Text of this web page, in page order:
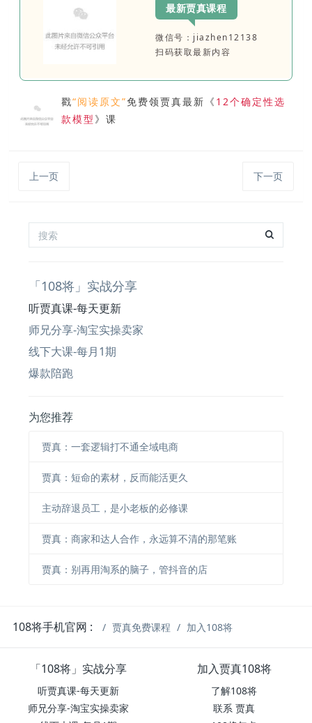
最新贾真课程
微信号：jiazhen12138
扫码获取最新内容
戳“阅读原文”免费领贾真最新《 12个确定性选
款模型 》课
上一页 下一页
「108将」实战分享
听贾真课-每天更新
师兄分享-淘宝实操卖家
线下大课-每月1期
爆款陪跑
为您推荐
贾真：一套逻辑打不通全域电商
贾真：短命的素材，反而能活更久
主动辞退员工，是小老板的必修课
贾真：商家和达人合作，永远算不清的那笔账
贾真：别再用淘系的脑子，管抖音的店
108将手机官网 : 贾真免费课程 加入108将
「108将」实战分享
听贾真课-每天更新
师兄分享-淘宝实操卖家
加入贾真108将
了解108将
联系 贾真